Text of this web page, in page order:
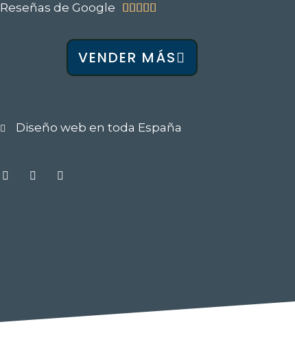
Reseñas de Google 
VENDER MÁS
Diseño web en toda España
Facebook
TwitterInstagram